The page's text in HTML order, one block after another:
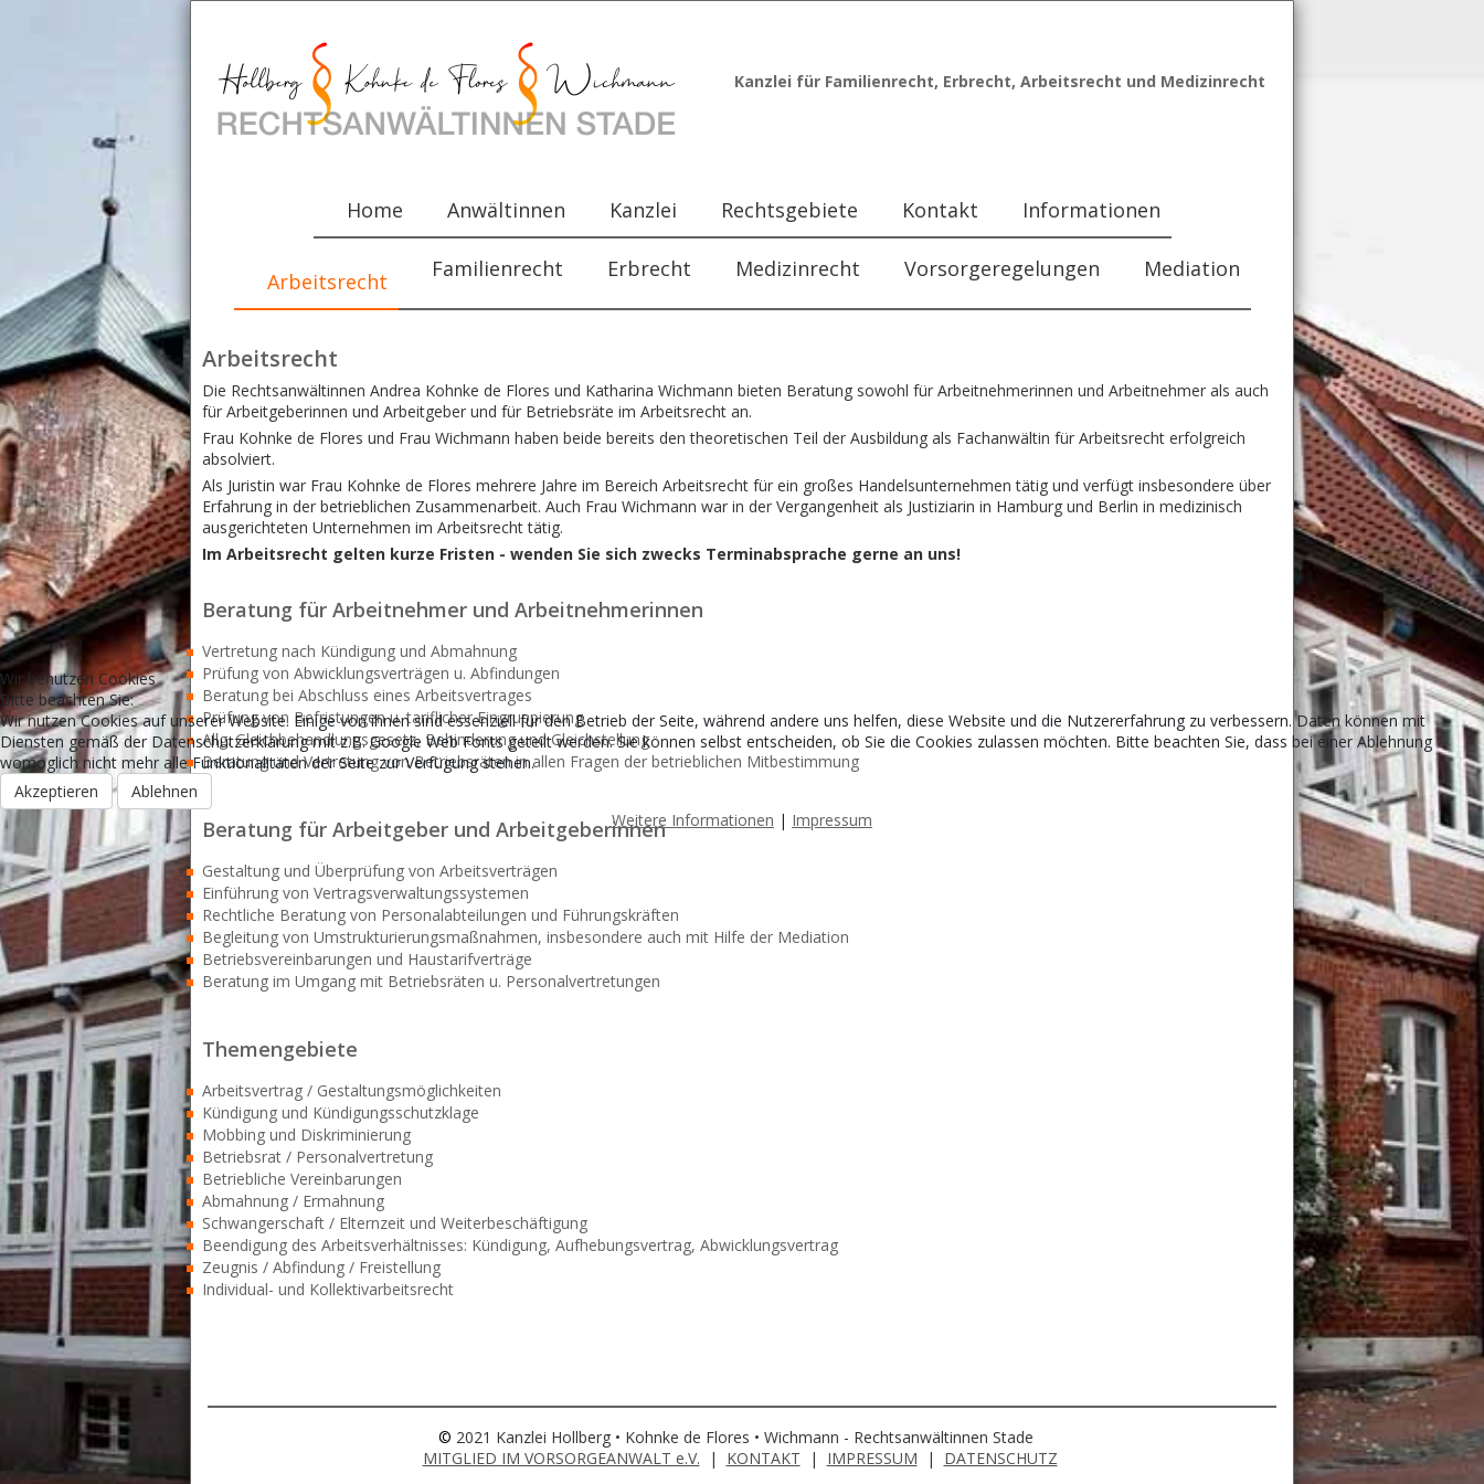
Kanzlei für Familienrecht, Erbrecht, Arbeitsrecht und Medizinrecht
Home Anwältinnen Kanzlei Rechtsgebiete Kontakt Informationen
Arbeitsrecht Familienrecht Erbrecht Medizinrecht Vorsorgeregelungen Mediation
Arbeitsrecht
Die Rechtsanwältinnen Andrea Kohnke de Flores und Katharina Wichmann bieten Beratung sowohl für Arbeitnehmerinnen und Arbeitnehmer als auch
für Arbeitgeberinnen und Arbeitgeber und für Betriebsräte im Arbeitsrecht an.
Frau Kohnke de Flores und Frau Wichmann haben beide bereits den theoretischen Teil der Ausbildung als Fachanwältin für Arbeitsrecht erfolgreich
absolviert.
Als Juristin war Frau Kohnke de Flores mehrere Jahre im Bereich Arbeitsrecht für ein großes Handelsunternehmen tätig und verfügt insbesondere über
Erfahrung in der betrieblichen Zusammenarbeit. Auch Frau Wichmann war in der Vergangenheit als Justiziarin in Hamburg und Berlin in medizinisch
ausgerichteten Unternehmen im Arbeitsrecht tätig.
Im Arbeitsrecht gelten kurze Fristen - wenden Sie sich zwecks Terminabsprache gerne an uns!
Beratung für Arbeitnehmer und Arbeitnehmerinnen
Vertretung nach Kündigung und Abmahnung
Prüfung von Abwicklungsverträgen u. Abfindungen
Beratung bei Abschluss eines Arbeitsvertrages
Prüfung von Befristungen u. tariflicher Eingruppierung
Allg. Gleichbehandlungsgesetz, Behinderung und Gleichstellung
Beratung und Vertretung von Betriebsräten in allen Fragen der betrieblichen Mitbestimmung
Beratung für Arbeitgeber und Arbeitgeberinnen
Gestaltung und Überprüfung von Arbeitsverträgen
Einführung von Vertragsverwaltungssystemen
Rechtliche Beratung von Personalabteilungen und Führungskräften
Begleitung von Umstrukturierungsmaßnahmen, insbesondere auch mit Hilfe der Mediation
Betriebsvereinbarungen und Haustarifverträge
Beratung im Umgang mit Betriebsräten u. Personalvertretungen
Themengebiete
Arbeitsvertrag / Gestaltungsmöglichkeiten
Kündigung und Kündigungsschutzklage
Mobbing und Diskriminierung
Betriebsrat / Personalvertretung
Betriebliche Vereinbarungen
Abmahnung / Ermahnung
Schwangerschaft / Elternzeit und Weiterbeschäftigung
Beendigung des Arbeitsverhältnisses: Kündigung, Aufhebungsvertrag, Abwicklungsvertrag
Zeugnis / Abfindung / Freistellung
Individual- und Kollektivarbeitsrecht
© 2021 Kanzlei Hollberg • Kohnke de Flores • Wichmann - Rechtsanwältinnen Stade
MITGLIED IM VORSORGEANWALT e.V. | KONTAKT | IMPRESSUM | DATENSCHUTZ
Wir benutzen Cookies
Bitte beachten Sie:
Wir nutzen Cookies auf unserer Website. Einige von ihnen sind essenziell für den Betrieb der Seite, während andere uns helfen, diese Website und die Nutzererfahrung zu verbessern. Daten können mit
Diensten gemäß der Datenschutzerklärung mit z.B. Google Web Fonts geteilt werden. Sie können selbst entscheiden, ob Sie die Cookies zulassen möchten. Bitte beachten Sie, dass bei einer Ablehnung
womöglich nicht mehr alle Funktionalitäten der Seite zur Verfügung stehen.
Akzeptieren
Ablehnen
Weitere Informationen | Impressum